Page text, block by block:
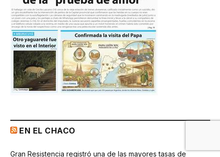
EN EL CHACO
Gran Resistencia registró una de las mayores tasas de